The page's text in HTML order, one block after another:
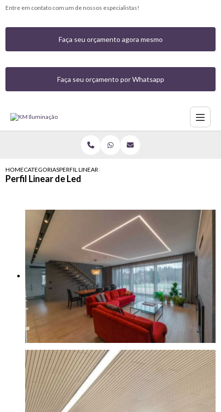
Entre em contato com um de nossos especialistas!
Faça seu orçamento agora mesmo
Faça seu orçamento por Whatsapp
HOMECATEGORIASPERFIL LINEAR DE LED
Perfil Linear de Led